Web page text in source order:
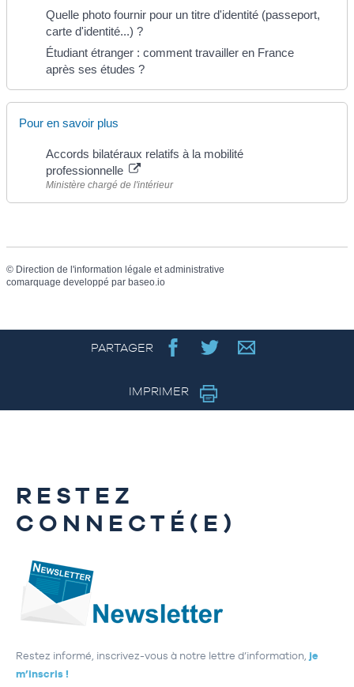
Quelle photo fournir pour un titre d'identité (passeport,
carte d'identité...) ?
Étudiant étranger : comment travailler en France
après ses études ?
Pour en savoir plus
Accords bilatéraux relatifs à la mobilité
professionnelle
Ministère chargé de l'intérieur
© Direction de l'information légale et administrative
comarquage developpé par baseo.io
PARTAGER
IMPRIMER
RESTEZ
CONNECTÉ(E)
Restez informé, inscrivez-vous à notre lettre d’information, je
m’inscris !